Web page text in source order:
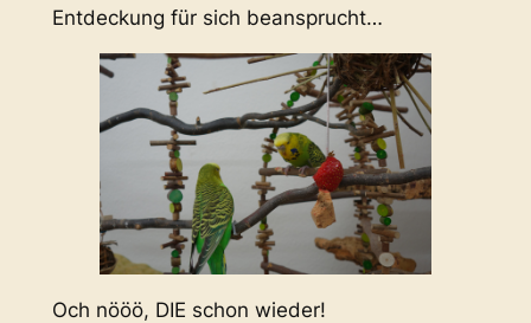
Entdeckung für sich beansprucht…
Och nööö, DIE schon wieder!